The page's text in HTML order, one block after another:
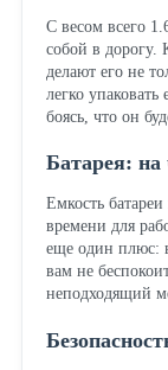
С весом всего
собой в дорогу.
делают его не
легко
боясь, что он
Батарея:
Емкость батареи
времени для
еще один плюс:
вам не
неподходящий